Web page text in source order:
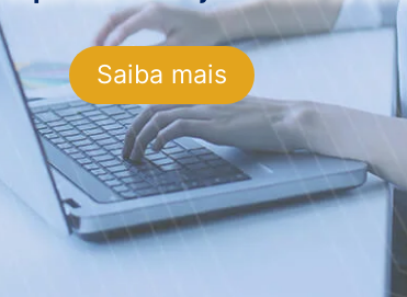
Saiba mais